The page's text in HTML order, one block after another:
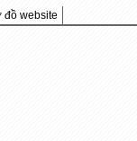
đồ website